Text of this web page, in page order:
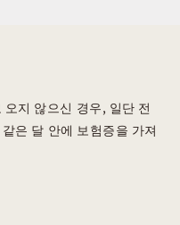
지 않으신 경우, 일단 전
은 달 안에 보험증을 가져